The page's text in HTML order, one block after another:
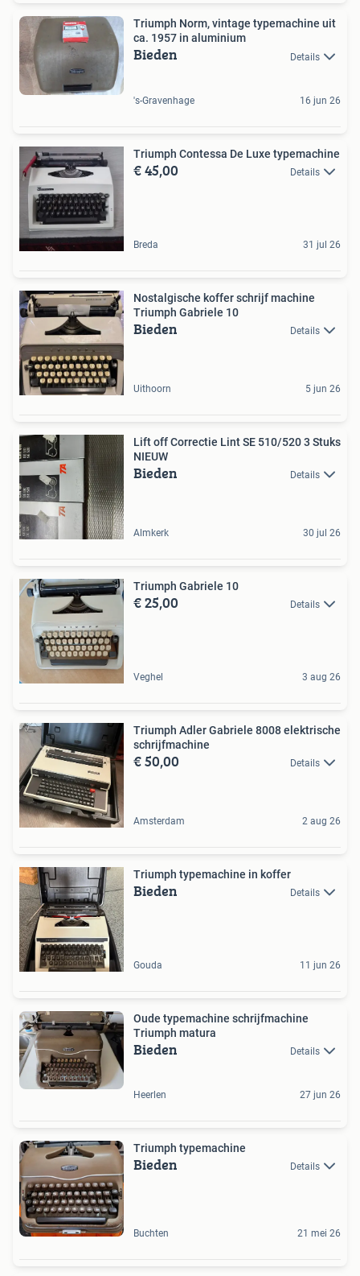
Triumph Norm, vintage typemachine uit
ca. 1957 in aluminium
Bieden Details
's-Gravenhage 16 jun 26
Triumph Contessa De Luxe typemachine
€ 45,00 Details
Breda 31 jul 26
Nostalgische koffer schrijf machine
Triumph Gabriele 10
Bieden Details
Uithoorn 5 jun 26
Lift off Correctie Lint SE 510/520 3 Stuks
NIEUW
Bieden Details
Almkerk 30 jul 26
Triumph Gabriele 10
€ 25,00 Details
Veghel 3 aug 26
Triumph Adler Gabriele 8008 elektrische
schrijfmachine
€ 50,00 Details
Amsterdam 2 aug 26
Triumph typemachine in koffer
Bieden Details
Gouda 11 jun 26
Oude typemachine schrijfmachine
Triumph matura
Bieden Details
Heerlen 27 jun 26
Triumph typemachine
Bieden Details
Buchten 21 mei 26